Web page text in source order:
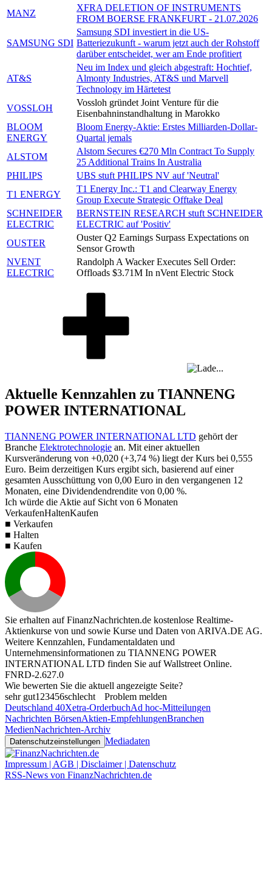
MANZ
XFRA DELETION OF INSTRUMENTS
FROM BOERSE FRANKFURT - 21.07.2026
SAMSUNG SDI
Samsung SDI investiert in die US-
Batteriezukunft - warum jetzt auch der Rohstoff
darüber entscheidet, wer am Ende profitiert
AT&S
Neu im Index und gleich abgestraft: Hochtief,
Almonty Industries, AT&S und Marvell
Technology im Härtetest
VOSSLOH
Vossloh gründet Joint Venture für die
Eisenbahninstandhaltung in Marokko
BLOOM
ENERGY
Bloom Energy-Aktie: Erstes Milliarden-Dollar-
Quartal jemals
ALSTOM
Alstom Secures €270 Mln Contract To Supply
25 Additional Trains In Australia
PHILIPS
UBS stuft PHILIPS NV auf 'Neutral'
T1 ENERGY
T1 Energy Inc.: T1 and Clearway Energy
Group Execute Strategic Offtake Deal
SCHNEIDER
ELECTRIC
BERNSTEIN RESEARCH stuft SCHNEIDER
ELECTRIC auf 'Positiv'
OUSTER
Ouster Q2 Earnings Surpass Expectations on
Sensor Growth
NVENT
ELECTRIC
Randolph A Wacker Executes Sell Order:
Offloads $3.71M In nVent Electric Stock
Aktuelle Kennzahlen zu TIANNENG
POWER INTERNATIONAL
TIANNENG POWER INTERNATIONAL LTD gehört der
Branche Elektrotechnologie an. Mit einer aktuellen
Kursveränderung von +0,020 (+3,74 %) liegt der Kurs bei 0,555
Euro. Beim derzeitigen Kurs ergibt sich, basierend auf einer
gesamten Ausschüttung von 0,00 Euro in den vergangenen 12
Monaten, eine Dividendendrendite von 0,00 %.
Ich würde die Aktie auf Sicht von 6 Monaten
VerkaufenHaltenKaufen
■ Verkaufen
■ Halten
■ Kaufen
Sie erhalten auf FinanzNachrichten.de kostenlose Realtime-
Aktienkurse von und sowie Kurse und Daten von ARIVA.DE AG.
Weitere Kennzahlen, Fundamentaldaten und
Unternehmensinformationen zu TIANNENG POWER
INTERNATIONAL LTD finden Sie aufWallstreet Online.
FNRD-2.627.0
Wie bewerten Sie die aktuell angezeigte Seite?
sehr gut1 23456schlecht
Problem melden
Deutschland 40Xetra-OrderbuchAd hoc-Mitteilungen
Nachrichten BörsenAktien-EmpfehlungenBranchen
MedienNachrichten-Archiv
Datenschutzeinstellungen Mediadaten
Impressum | AGB | Disclaimer | Datenschutz
RSS-News von FinanzNachrichten.de